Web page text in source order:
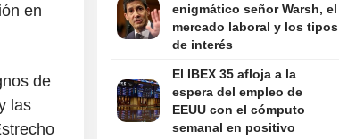
en
de
las
enigmático señor Warsh, el
mercado laboral y los tipos
de interés
El IBEX 35 afloja a la
espera del empleo de
EEUU con el cómputo
semanal en positivo